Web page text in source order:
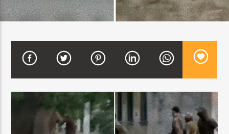
BALADAS Y VALLENATO
3:00 PM 5:00 PM
Beone Radio